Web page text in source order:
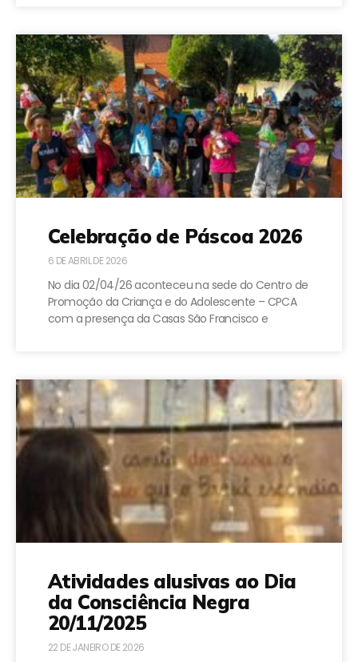
Celebração de Páscoa 2026
6 DE ABRIL DE 2026
No dia 02/04/26 aconteceu na sede do Centro de
Promoção da Criança e do Adolescente – CPCA
com a presença da Casas São Francisco e
Atividades alusivas ao Dia
da Consciência Negra
20/11/2025
22 DE JANEIRO DE 2026